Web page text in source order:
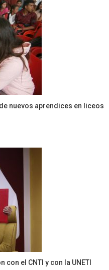
nuevos aprendices en liceos
el CNTI y con la UNETI